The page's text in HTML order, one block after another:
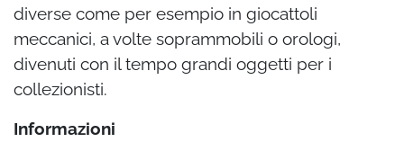
diverse come per esempio in giocattoli
meccanici, a volte soprammobili o orologi,
divenuti con il tempo grandi oggetti per i
collezionisti.
Informazioni